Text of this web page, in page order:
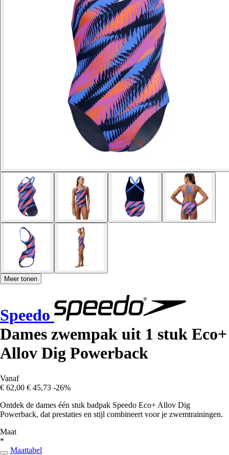
Meer tonen
Speedo
Dames zwempak uit 1 stuk Eco+
Allov Dig Powerback
Vanaf
€ 62,00 € 45,73 -26%
Ontdek de dames één stuk badpak Speedo Eco+ Allov Dig
Powerback, dat prestaties en stijl combineert voor je zwemtrainingen.
Maat
*
Maattabel